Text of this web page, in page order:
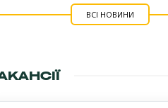
ВСІ НОВИНИ